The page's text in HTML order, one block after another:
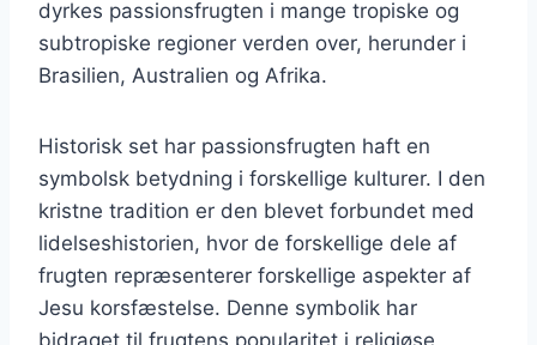
dyrkes passionsfrugten i mange tropiske og
subtropiske regioner verden over, herunder i
Brasilien, Australien og Afrika.
Historisk set har passionsfrugten haft en
symbolsk betydning i forskellige kulturer. I den
kristne tradition er den blevet forbundet med
lidelseshistorien, hvor de forskellige dele af
frugten repræsenterer forskellige aspekter af
Jesu korsfæstelse. Denne symbolik har
bidraget til frugtens popularitet i religiøse